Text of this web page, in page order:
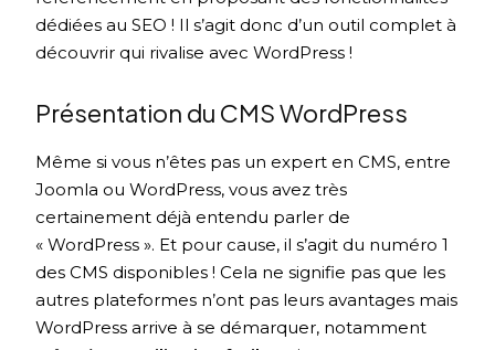
dédiées au SEO ! Il s’agit donc d’un outil complet à
découvrir qui rivalise avec WordPress !
Présentation du CMS WordPress
Même si vous n’êtes pas un expert en CMS, entre
Joomla ou WordPress, vous avez très
certainement déjà entendu parler de
« WordPress ». Et pour cause, il s’agit du numéro 1
des CMS disponibles ! Cela ne signifie pas que les
autres plateformes n’ont pas leurs avantages mais
WordPress arrive à se démarquer, notamment